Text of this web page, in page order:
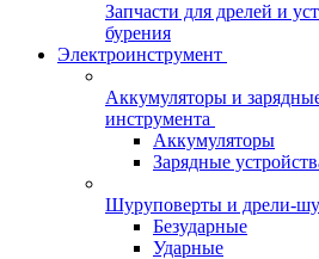
Запчасти для дрелей и
бурения
Электроинструмент
Аккумуляторы и
инструмента
Аккумуляторы
Зарядные
Шуруповерты и дрели-
Безударные
Ударные